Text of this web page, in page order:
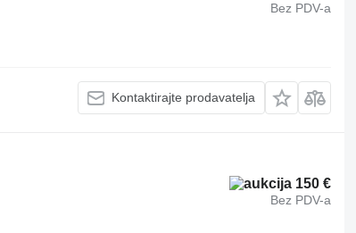
Bez PDV-a
Kontaktirajte prodavatelja
150 €
Bez PDV-a